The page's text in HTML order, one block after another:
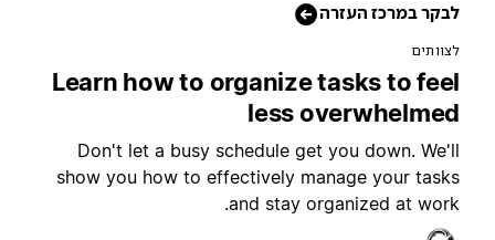
במרכז העזרה
Learn how to organize tasks to
less
Don't let a busy schedule get you down.
show you how to effectively manage your
and stay organized at